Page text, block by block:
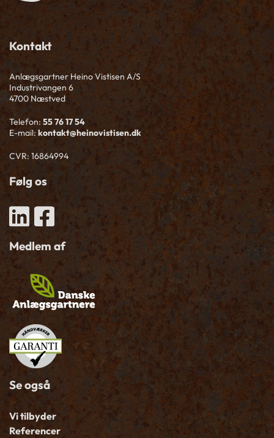
Kontakt
Anlægsgartner Heino Vistisen A/S
Industrivangen 6
4700 Næstved
Telefon: 55 76 17 54
E-mail: kontakt@heinovistisen.dk
CVR: 16864994
Følg os
Medlem af
Se også
Vi tilbyder
Referencer